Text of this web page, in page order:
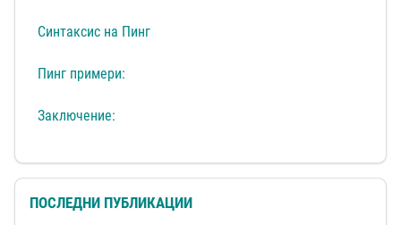
Синтаксис на Пинг
Пинг примери:
Заключение:
ПОСЛЕДНИ ПУБЛИКАЦИИ